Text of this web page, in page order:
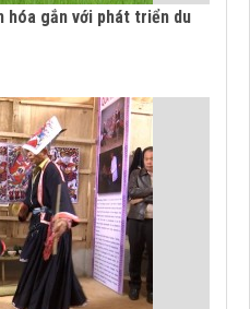
hóa gắn với phát triển du